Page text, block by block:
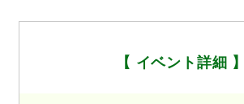
【 イベント詳細 】